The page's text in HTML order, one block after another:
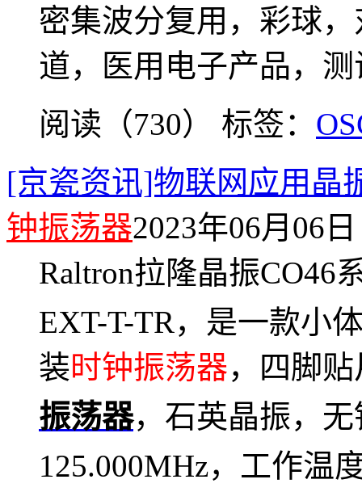
密集波分复用，彩球，
道，医用电子产品，
阅读（730） 标签：
[京瓷资讯]物联网应用晶
钟振荡器2023年06月06
Raltron拉隆晶振CO46
EXT-T-TR， 是一款小
装时钟振荡器，四脚
振荡器， 石英晶振，
125.000MHz，工作温